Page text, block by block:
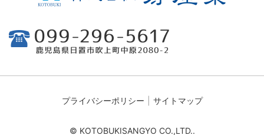
プライバシーポリシー サイトマップ
© KOTOBUKISANGYO CO.,LTD..